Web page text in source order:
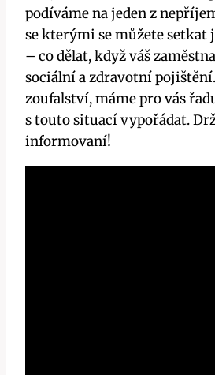
podíváme na jeden z
se kterými se můžete setkat
– co dělat, když váš
sociální a zdravotní
zoufalství, máme pro vás
s touto situací vypořádat.
informovaní!